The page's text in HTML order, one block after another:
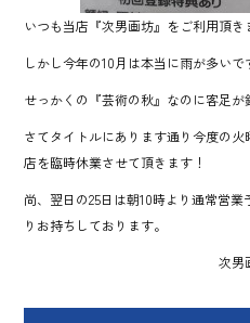
いつも当店『次男画坊』をご利用頂き
しかし今年の10月は本当に雨が多いで
せっかくの『芸術の秋』なのに客足
さてタイトルにあります通り今度の火
店を臨時休業させて頂きます！
尚、翌日の25日は朝10時より通常営
りお持ちしております。
次男画坊 二代目